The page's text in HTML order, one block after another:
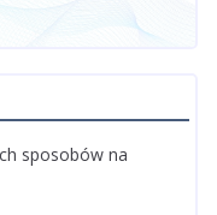
sposobów na